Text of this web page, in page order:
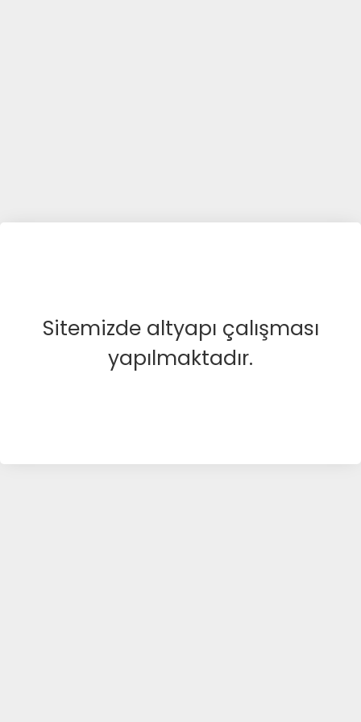
Sitemizde altyapı çalışması
yapılmaktadır.